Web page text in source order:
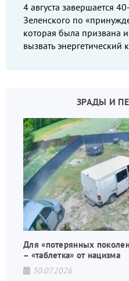
4 августа завершается
Зеленского по
которая была призвана
вызвать энергетический
ЗРАДЫ И
Для «потерянных
– «таблетка» от нацизма
30.07.2026